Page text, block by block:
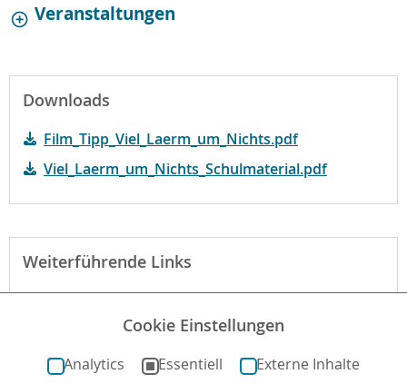
Veranstaltungen
Downloads
Film_Tipp_Viel_Laerm_um_Nichts.pdf
Viel_Laerm_um_Nichts_Schulmaterial.pdf
Weiterführende Links
Mehr zum Film auf kinofenster.de
Cookie Einstellungen
Analytics Essentiell Externe Inhalte